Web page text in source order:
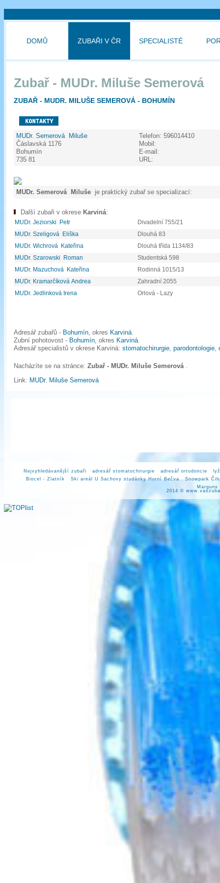
DOMŮ ZUBAŘI V ČR SPECIALISTÉ
Zubař - MUDr. Miluše Semerová
ZUBAŘ - MUDR. MILUŠE SEMEROVÁ - BOHUMÍN
MUDr. Semerová Miluše
Čáslavská 1176
Bohumín
735 81
Telefon:
Mobil:
E-mail:
URL:
596014410
MUDr. Semerová Miluše je praktický zubař se specializací:
Další zubaři v okrese Karviná:
MUDr. Jeziorski Petr
Divadelní 755/21
MUDr. Szeligová Eliška
Dlouhá 83
MUDr. Wichrová Kateřina
Dlouhá třída 1134/83
MUDr. Szarowski Roman
Studentská 598
MUDr. Mazuchová Kateřina
Rodinná 1015/13
MUDr. Kramarčíková Andrea
Zahradní 2055
MUDr. Jedlinková Irena
Orlová - Lazy
Adresář zubařů - Bohumín, okres Karviná.
Zubní pohotovost - Bohumín, okres Karviná.
Adresář specialistů v okrese Karviná: stomatochirurgie, parodontologie,
Nacházíte se na stránce: Zubař - MUDr. Miluše Semerová .
Link: MUDr. Miluše Semerová
Nejvyhledávanější zubaři adresář stomatochirurgie adresář ortodoncie
Biocel - Zlatník
Ski areál U Sachovy studánky Horní Bečva
Snowpark
Marguns
2014 ©